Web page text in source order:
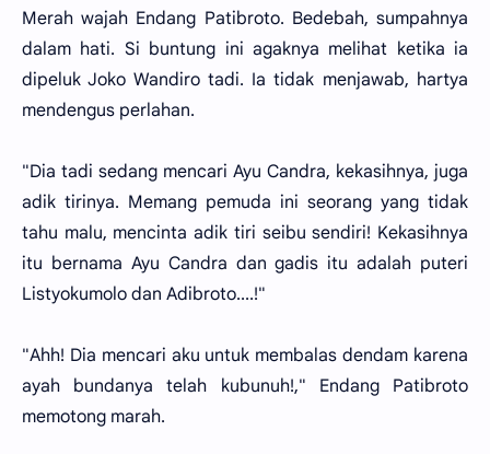
Merah wajah Endang Patibroto. Bedebah, sumpahnya
dalam hati. Si buntung ini agaknya melihat ketika ia
dipeluk Joko Wandiro tadi. Ia tidak menjawab, hartya
mendengus perlahan.
"Dia tadi sedang mencari Ayu Candra, kekasihnya, juga
adik tirinya. Memang pemuda ini seorang yang tidak
tahu malu, mencinta adik tiri seibu sendiri! Kekasihnya
itu bernama Ayu Candra dan gadis itu adalah puteri
Listyokumolo dan Adibroto....!"
"Ahh! Dia mencari aku untuk membalas dendam karena
ayah bundanya telah kubunuh!," Endang Patibroto
memotong marah.